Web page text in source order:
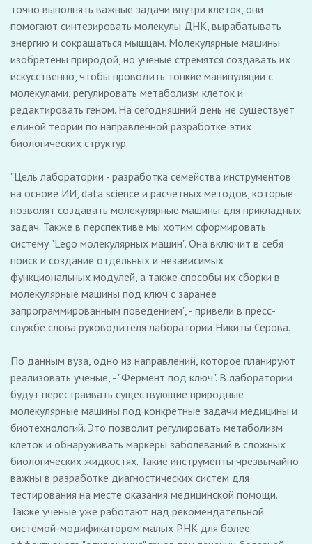
точно выполнять важные задачи внутри клеток, они
помогают синтезировать молекулы ДНК, вырабатывать
энергию и сокращаться мышцам. Молекулярные машины
изобретены природой, но ученые стремятся создавать их
искусственно, чтобы проводить тонкие манипуляции с
молекулами, регулировать метаболизм клеток и
редактировать геном. На сегодняшний день не существует
единой теории по направленной разработке этих
биологических структур.
"Цель лаборатории - разработка семейства инструментов
на основе ИИ, data science и расчетных методов, которые
позволят создавать молекулярные машины для прикладных
задач. Также в перспективе мы хотим сформировать
систему "Lego молекулярных машин". Она включит в себя
поиск и создание отдельных и независимых
функциональных модулей, а также способы их сборки в
молекулярные машины под ключ с заранее
запрограммированным поведением", - привели в пресс-
службе слова руководителя лаборатории Никиты Серова.
По данным вуза, одно из направлений, которое планируют
реализовать ученые, - "Фермент под ключ". В лаборатории
будут перестраивать существующие природные
молекулярные машины под конкретные задачи медицины и
биотехнологий. Это позволит регулировать метаболизм
клеток и обнаруживать маркеры заболеваний в сложных
биологических жидкостях. Такие инструменты чрезвычайно
важны в разработке диагностических систем для
тестирования на месте оказания медицинской помощи.
Также ученые уже работают над рекомендательной
системой-модификатором малых РНК для более